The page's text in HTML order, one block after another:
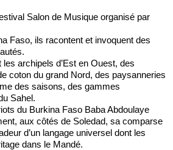
Salon de Musique organisé par
Faso, ils racontent et invoquent des
archipels d’Est en Ouest, des
coton du grand Nord, des paysanneries
des saisons, des gammes
Sahel.
du Burkina Faso Baba Abdoulaye
aux côtés de Soledad, sa comparse
d’un langage universel dont les
dans le Mandé.